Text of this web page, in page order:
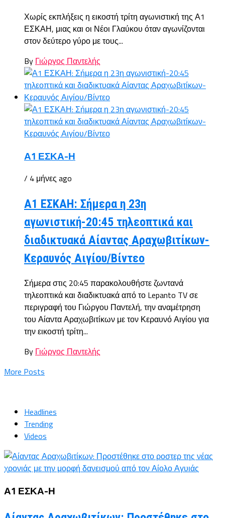
Χωρίς εκπλήξεις η εικοστή τρίτη αγωνιστική της Α1
ΕΣΚΑΗ, μιας και οι Νέοι Γλαύκου όταν αγωνίζονται
στον δεύτερο γύρο με τους...
By Γιώργος Παντελής
Α1 ΕΣΚΑ-Η
/ 4 μήνες ago
Α1 ΕΣΚΑΗ: Σήμερα η 23η
αγωνιστική-20:45 τηλεοπτικά και
διαδικτυακά Αίαντας Αραχωβιτίκων-
Κεραυνός Αιγίου/Βίντεο
Σήμερα στις 20:45 παρακολουθήστε ζωντανά
τηλεοπτικά και διαδικτυακά από το Lepanto TV σε
περιγραφή του Γιώργου Παντελή, την αναμέτρηση
του Αίαντα Αραχωβιτίκων με τον Κεραυνό Αιγίου για
την εικοστή τρίτη...
By Γιώργος Παντελής
More Posts
Headlines
Trending
Videos
Α1 ΕΣΚΑ-Η